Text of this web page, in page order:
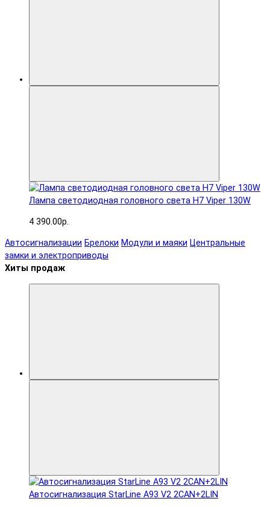
Лампа светодиодная головного света H7 Viper 130W
4 390.00р.
Автосигнализации Брелоки Модули и маяки Центральные
замки и электроприводы
Хиты продаж
Автосигнализация StarLine A93 V2 2CAN+2LIN